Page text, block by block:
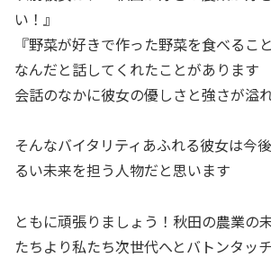
い！』
『野菜が好きで作った野菜を食べるこ
なんだと話してくれたことがあります
会話のなかに彼女の優しさと強さが溢
そんなバイタリティあふれる彼女は今
るい未来を担う人物だと思います
ともに頑張りましょう！秋田の農業の
たちより私たち次世代へとバトンタッ